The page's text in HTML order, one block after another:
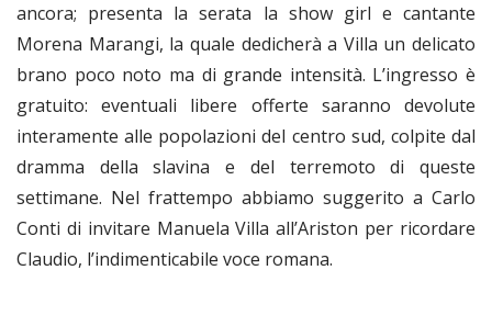
ancora; presenta la serata la show girl e cantante
Morena Marangi, la quale dedicherà a Villa un delicato
brano poco noto ma di grande intensità. L’ingresso è
gratuito: eventuali libere offerte saranno devolute
interamente alle popolazioni del centro sud, colpite dal
dramma della slavina e del terremoto di queste
settimane. Nel frattempo abbiamo suggerito a Carlo
Conti di invitare Manuela Villa all’Ariston per ricordare
Claudio, l’indimenticabile voce romana.